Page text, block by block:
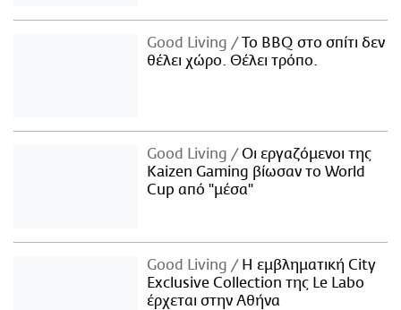
Good Living
Το BBQ στο σπίτι δεν
θέλει χώρο. Θέλει τρόπο.
Good Living
Οι εργαζόμενοι της
Kaizen Gaming βίωσαν το World
Cup από "μέσα"
Good Living
Η εμβληματική City
Exclusive Collection της Le Labo
έρχεται στην Αθήνα